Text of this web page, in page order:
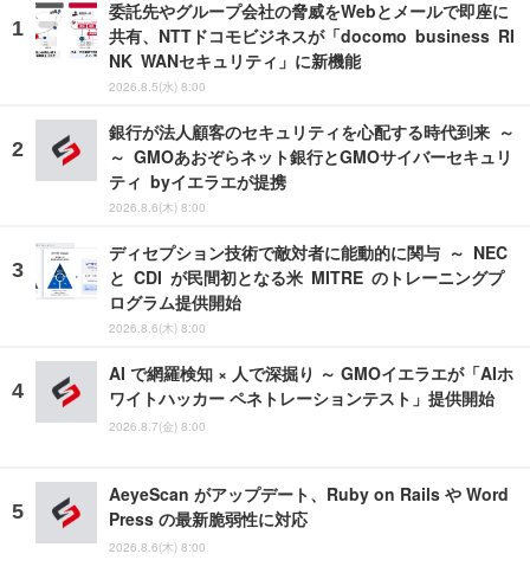
委託先やグループ会社の脅威をWebとメールで即座に
共有、NTTドコモビジネスが「docomo business RI
NK WANセキュリティ」に新機能
2026.8.5(水) 8:00
銀行が法人顧客のセキュリティを心配する時代到来 ～
～ GMOあおぞらネット銀行とGMOサイバーセキュリ
ティ byイエラエが提携
2026.8.6(木) 8:00
ディセプション技術で敵対者に能動的に関与 ～ NEC
と CDI が民間初となる米 MITRE のトレーニングプ
ログラム提供開始
2026.8.6(木) 8:00
AI で網羅検知 × 人で深掘り ～ GMOイエラエが「AIホ
ワイトハッカー ペネトレーションテスト」提供開始
2026.8.7(金) 8:00
AeyeScan がアップデート、Ruby on Rails や Word
Press の最新脆弱性に対応
2026.8.6(木) 8:00